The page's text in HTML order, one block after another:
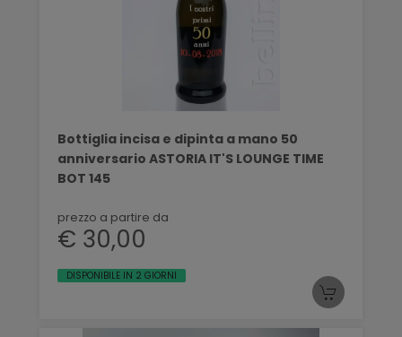
Bottiglia incisa e dipinta a mano 50
anniversario ASTORIA IT'S LOUNGE TIME
BOT 145
prezzo a partire da
€ 30,00
DISPONIBILE IN 2 GIORNI